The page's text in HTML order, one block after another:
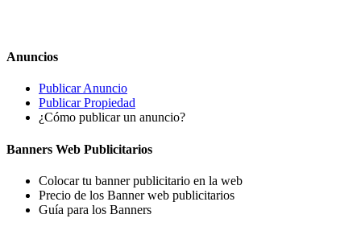
Anuncios
Publicar Anuncio
Publicar Propiedad
¿Cómo publicar un anuncio?
Banners Web Publicitarios
Colocar tu banner publicitario en la web
Precio de los Banner web publicitarios
Guía para los Banners